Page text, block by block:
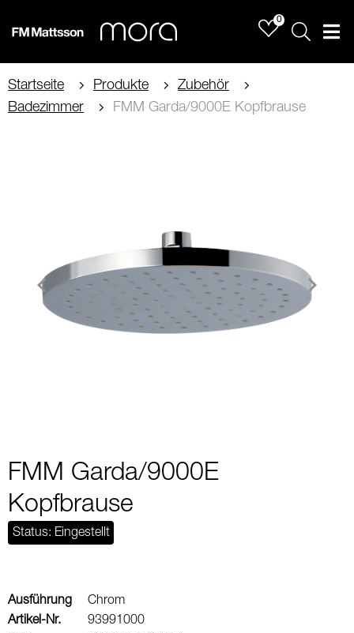
0
Sök
Startseite Produkte
Zubehör
Badezimmer
FMM Garda/9000E Kopfbrause
FMM Garda/9000E
Kopfbrause
Status: Eingestellt
Ausführung
Chrom
Artikel-Nr.
93991000